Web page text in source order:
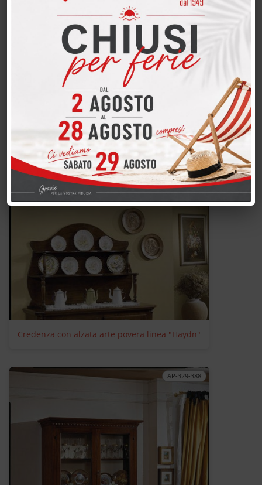
Credenza con alzata arte povera linea "Haydn"
AP-300-306
Credenza con alzata arte povera linea "Haydn"
AP-329-388